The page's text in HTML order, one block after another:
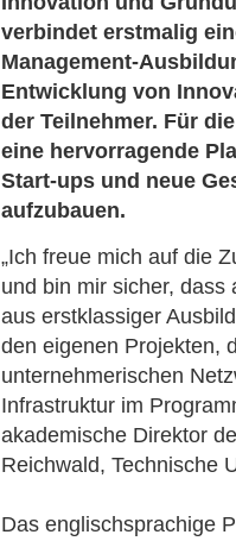
verbindet erstmalig
Management-
Entwicklung von
der Teilnehmer. Für
eine hervorragende
Start-ups und neue
aufzubauen.
„Ich freue mich auf die
und bin mir sicher,
aus erstklassiger
den eigenen Projekten,
unternehmerischen
Infrastruktur im
akademische Direktor
Reichwald, Technische
Das englischsprachige